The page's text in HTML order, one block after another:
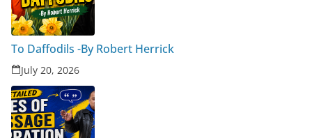
To Daffodils -By Robert Herrick
July 20, 2026